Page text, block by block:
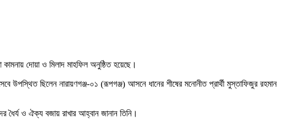
কামনায় দোয়া ও মিলাদ মাহফিল অনুষ্ঠিত হয়েছে।
উপস্থিত ছিলেন নারায়ণগঞ্জ-০১ (রূপগঞ্জ) আসনে ধানের শীষের মনোনীত প্রার্থী মুস্তাফিজুর রহমান
ধৈর্য ও ঐক্য বজায় রাখার আহ্বান জানান তিনি।